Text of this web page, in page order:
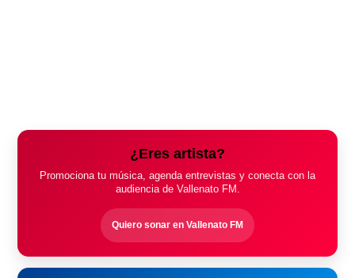
¿Eres artista?
Promociona tu música, agenda entrevistas y conecta con la
audiencia de Vallenato FM.
Quiero sonar en Vallenato FM